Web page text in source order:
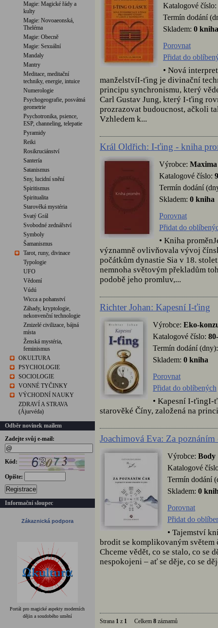
Magie: Magické řády a
kulty
Magie: Novoaeonská,
Theléma
Magie: Obecně
Magie: Sexuální
Mandaly
Mantry
Meditace, meditační
techniky, energie, intuice
Numerologie
Psychogeografie, posvátná
geometrie
Psychotronika, psience,
ESP, channeling, telepatie
Pyramidy
Reiki
Rosikruciánství
Santería
Satanismus
Sny, lucidní snění
Spiritismus
Spiritualita
Starověká mystéria
Svatý Grál
Svobodné zednářství
Symboly
Šamanismus
Tarot, runy, divinace
Typologie
UFO
Vědomí
Vúdú
Wicca a pohanství
Záhady, kryptologie,
nekonvenční technologie
Zmizelé civilizace, bájná
místa
Ženská mystéria,
feminismus
OKULTURA
PSYCHOLOGIE
SOCIOLOGIE
VONNÉ TYČINKY
VÝCHODNÍ NAUKY
ZDRAVÍ A STRAVA
(Ájurvéda)
Odběr novinek mailem
Zadejte svůj e-mail:
Kód:
Opište:
Registrace
Informační sloupec
Zákaznická podpora
Portál pro magické aspekty moderních
dějin a soudobého umění
Katalogové číslo:
Termín dodání
Skladem: 0 kniha
Porovnat
Přidat do
• Nová
manželstvíI-ťing je divinační
principu synchronismu, který
Carl Gustav Jung, který I-ťing
prozrazovat budoucnost, ačkoli
Vzhledem k...
Král Oldřich: I-ťing - kniha
Výrobce: Maxima
Katalogové číslo:
Termín dodání
Skladem: 0 kniha
Porovnat
Přidat do
• Kniha
významně ovlivňovala vývoj
počátkům dynastie Sia v 18.
nemnoha světovým překladům
podobě jeho promluv,...
Richter Johan: Kapesní I-ťing
Výrobce: Eko-
Katalogové číslo:
Termín dodání (dny):
Skladem: 0 kniha
Porovnat
Přidat do oblíbených
• Kapesní I-ťingI-
starověké Číny, založená na
Joachimová Eva: Za poznáním
Výrobce: Body
Katalogové
Termín dodání
Skladem: 0
Porovnat
Přidat do
• Tajemství
brodit se komplikovaným světem
Chceme vědět, co se stalo, co se
nespokojeni – ať se děje, co se
Strana 1 z 1 Celkem 8 záznamů